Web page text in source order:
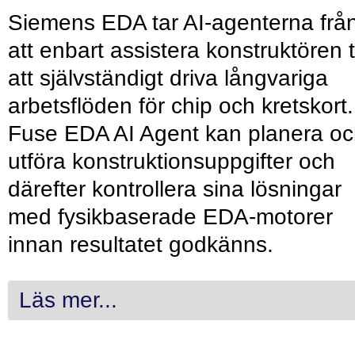
Siemens EDA tar AI-agenterna
att enbart assistera konstruktören
att självständigt driva långvariga
arbetsflöden för chip och kretskort.
Fuse EDA AI Agent kan planera
utföra konstruktionsuppgifter och
därefter kontrollera sina lösningar
med fysikbaserade EDA-motorer
innan resultatet godkänns.
Läs mer...